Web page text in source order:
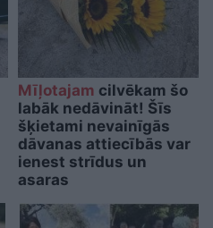
Mīļotajam cilvēkam šo
labāk nedāvināt! Šīs
šķietami nevainīgās
dāvanas attiecībās var
ienest strīdus un
asaras